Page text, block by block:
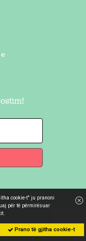
cookie-t" ju pranoni
për të përmirësuar
Prano të gjitha cookie-t